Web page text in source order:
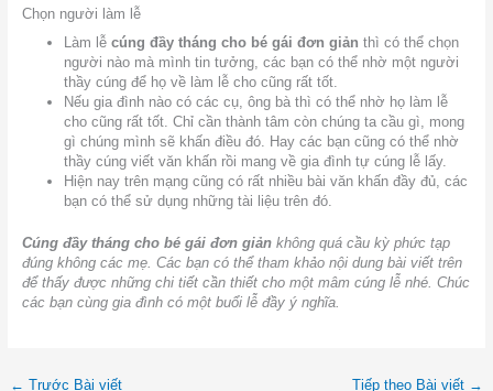
Chọn người làm lễ
Làm lễ cúng đầy tháng cho bé gái đơn giản thì có thể chọn
người nào mà mình tin tưởng, các bạn có thể nhờ một người
thầy cúng để họ về làm lễ cho cũng rất tốt.
Nếu gia đình nào có các cụ, ông bà thì có thể nhờ họ làm lễ
cho cũng rất tốt. Chỉ cần thành tâm còn chúng ta cầu gì, mong
gì chúng mình sẽ khấn điều đó. Hay các bạn cũng có thể nhờ
thầy cúng viết văn khấn rồi mang về gia đình tự cúng lễ lấy.
Hiện nay trên mạng cũng có rất nhiều bài văn khấn đầy đủ, các
bạn có thể sử dụng những tài liệu trên đó.
Cúng đầy tháng cho bé gái đơn giản không quá cầu kỳ phức tạp
đúng không các mẹ. Các bạn có thể tham khảo nội dung bài viết trên
để thấy được những chi tiết cần thiết cho một mâm cúng lễ nhé. Chúc
các bạn cùng gia đình có một buổi lễ đầy ý nghĩa.
← Trước Bài viết Tiếp theo Bài viết →